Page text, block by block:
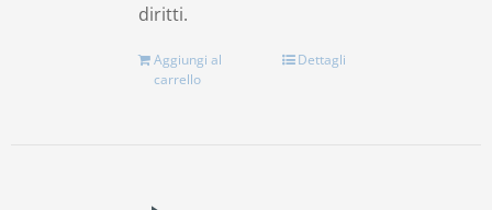
diritti.
Aggiungi al
carrello
Dettagli